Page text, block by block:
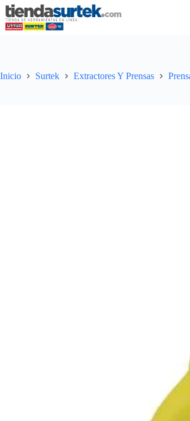
Saltar
al
contenido
Inicio Surtek Extractores Y Prensas